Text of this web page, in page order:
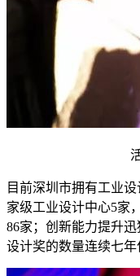
目前深圳市拥有工业
家级工业设计中心5家
86家；创新能力提升
设计奖的数量连续七年